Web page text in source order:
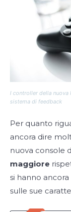
I controller della nuova
sistema di feedback
Per quanto
ancora dire
nuova console
maggiore
si hanno
sulle sue